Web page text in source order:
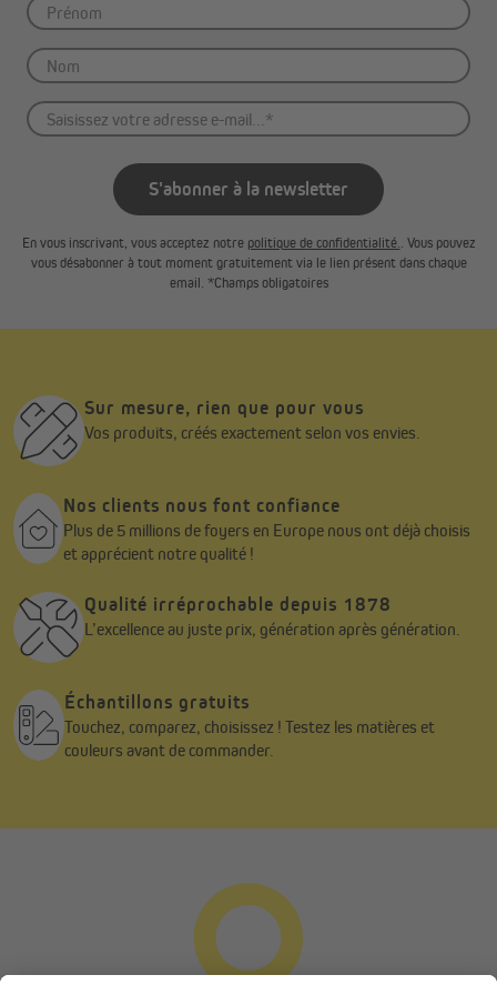
S'abonner à la newsletter
En vous inscrivant, vous acceptez notre politique de confidentialité.. Vous pouvez
vous désabonner à tout moment gratuitement via le lien présent dans chaque
email. *Champs obligatoires
Sur mesure, rien que pour vous
Vos produits, créés exactement selon vos envies.
Nos clients nous font confiance
Plus de 5 millions de foyers en Europe nous ont déjà choisis
et apprécient notre qualité !
Qualité irréprochable depuis 1878
L’excellence au juste prix, génération après génération.
Échantillons gratuits
Touchez, comparez, choisissez ! Testez les matières et
couleurs avant de commander.